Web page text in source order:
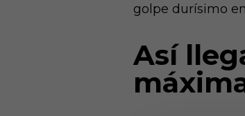
golpe durísimo
Así